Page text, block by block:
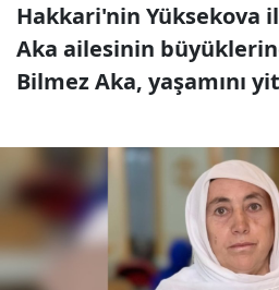
Hakkari'nin Yüksekova
Aka ailesinin
Bilmez Aka, yaşamını